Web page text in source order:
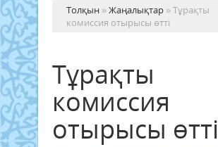
Толқын »Жаңалықтар » Тұрақты
комиссия отырысы өтті
Тұрақты
комиссия
отырысы өтті